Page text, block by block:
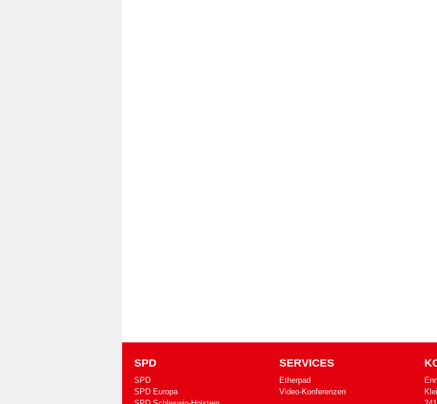
SPD
SPD
SPD Europa
SERVICES
Etherpad
Video-Konferenzen